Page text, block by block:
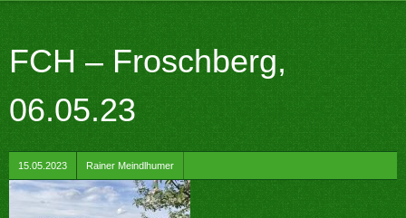
FCH – Froschberg,
06.05.23
15.05.2023 Rainer Meindlhumer